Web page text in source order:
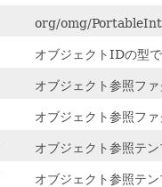
org/omg/
オブジェクトIDの型
オブジェクト参照フ
オブジェクト参照フ
オブジェクト参照テ
オブジェクト参照テ